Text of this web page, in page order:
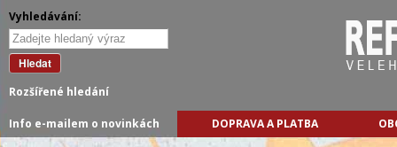
DOPRAVA A PLATBA
Vyhledávání:
Hledat
Rozšířené hledání
Info e-mailem o novinkách